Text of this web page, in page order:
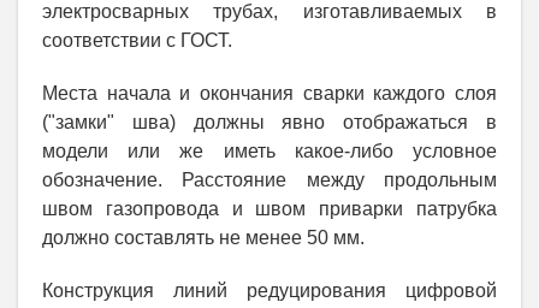
электросварных трубах, изготавливаемых в
соответствии с ГОСТ.
Места начала и окончания сварки каждого слоя
("замки" шва) должны явно отображаться в
модели или же иметь какое-либо условное
обозначение. Расстояние между продольным
швом газопровода и швом приварки патрубка
должно составлять не менее 50 мм.
Конструкция линий редуцирования цифровой